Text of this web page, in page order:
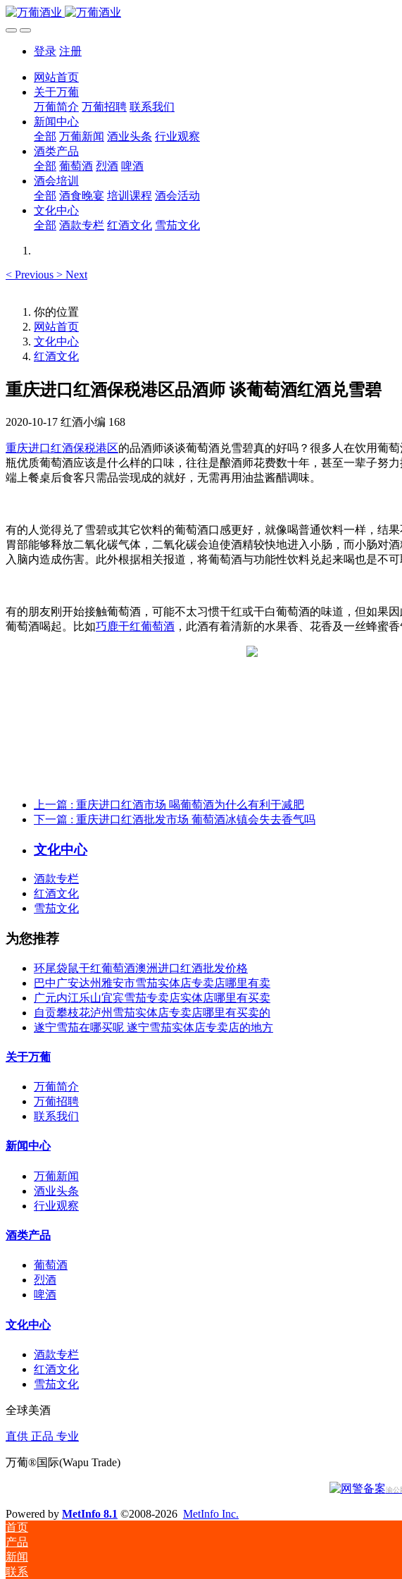
登录 注册
网站首页
关于万葡
万葡简介 万葡招聘 联系我们
新闻中心
全部 万葡新闻 酒业头条 行业观察
酒类产品
全部 葡萄酒 烈酒 啤酒
酒会培训
全部 酒食晚宴 培训课程 酒会活动
文化中心
全部 酒款专栏 红酒文化 雪茄文化
< Previous > Next
你的位置
网站首页
文化中心
红酒文化
重庆进口红酒保税港区品酒师 谈葡萄酒红酒兑雪碧
2020-10-17 红酒小编 168
重庆进口红酒保税港区的品酒师谈谈葡萄酒兑雪碧真的好吗？很多人在饮用葡
瓶优质葡萄酒应该是什么样的口味，往往是酿酒师花费数十年，甚至一辈子努
端上餐桌后食客只需品尝现成的就好，无需再用油盐酱醋调味。
有的人觉得兑了雪碧或其它饮料的葡萄酒口感更好，就像喝普通饮料一样，结
胃部能够释放二氧化碳气体，二氧化碳会迫使酒精较快地进入小肠，而小肠对
入脑内造成伤害。此外根据相关报道，将葡萄酒与功能性饮料兑起来喝也是不
有的朋友刚开始接触葡萄酒，可能不太习惯干红或干白葡萄酒的味道，但如果
葡萄酒喝起。比如巧鹿干红葡萄酒 ，此酒有着清新的水果香、花香及一丝蜂蜜
上一篇 : 重庆进口红酒市场 喝葡萄酒为什么有利于减肥
下一篇 : 重庆进口红酒批发市场 葡萄酒冰镇会失去香气吗
文化中心
酒款专栏
红酒文化
雪茄文化
为您推荐
环尾袋鼠干红葡萄酒澳洲进口红酒批发价格
巴中广安达州雅安市雪茄实体店专卖店哪里有卖
广元内江乐山宜宾雪茄专卖店实体店哪里有买卖
自贡攀枝花泸州雪茄实体店专卖店哪里有买卖的
遂宁雪茄在哪买呢 遂宁雪茄实体店专卖店的地方
关于万葡
万葡简介
万葡招聘
联系我们
新闻中心
万葡新闻
酒业头条
行业观察
酒类产品
葡萄酒
烈酒
啤酒
文化中心
酒款专栏
红酒文化
雪茄文化
全球美酒
直供 正品 专业
万葡®国际(Wapu Trade)
渝公
Powered by MetInfo 8.1 ©2008-2026 MetInfo Inc.
首页
产品
新闻
联系